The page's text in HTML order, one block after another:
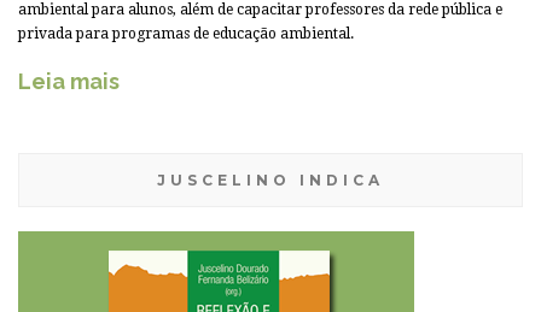
ambiental para alunos, além de capacitar professores da rede pública e
privada para programas de educação ambiental.
Leia mais
JUSCELINO INDICA